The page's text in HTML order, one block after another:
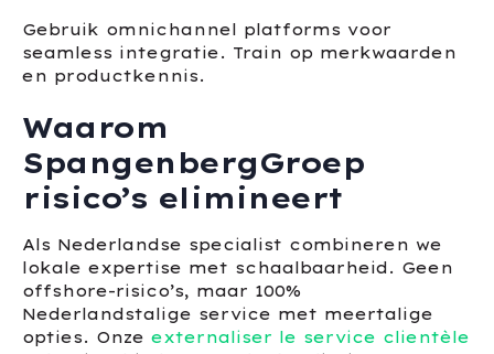
Gebruik omnichannel platforms voor
seamless integratie. Train op merkwaarden
en productkennis.
Waarom
SpangenbergGroep
risico’s elimineert
Als Nederlandse specialist combineren we
lokale expertise met schaalbaarheid. Geen
offshore-risico’s, maar 100%
Nederlandstalige service met meertalige
opties. Onze externaliser le service clientèle